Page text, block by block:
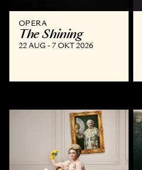
OPERA
The Shining
22 AUG - 7 OKT 2026